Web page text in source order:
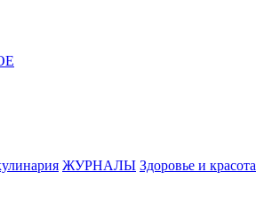
ЖУРНАЛЫ Здоровье и красота